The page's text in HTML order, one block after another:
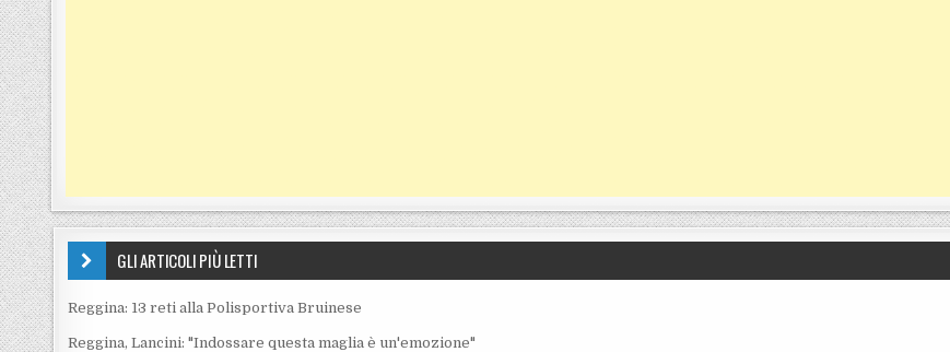
GLI ARTICOLI PIÙ LETTI
Reggina: 13 reti alla Polisportiva Bruinese
Reggina, Lancini: "Indossare questa maglia è un'emozione"